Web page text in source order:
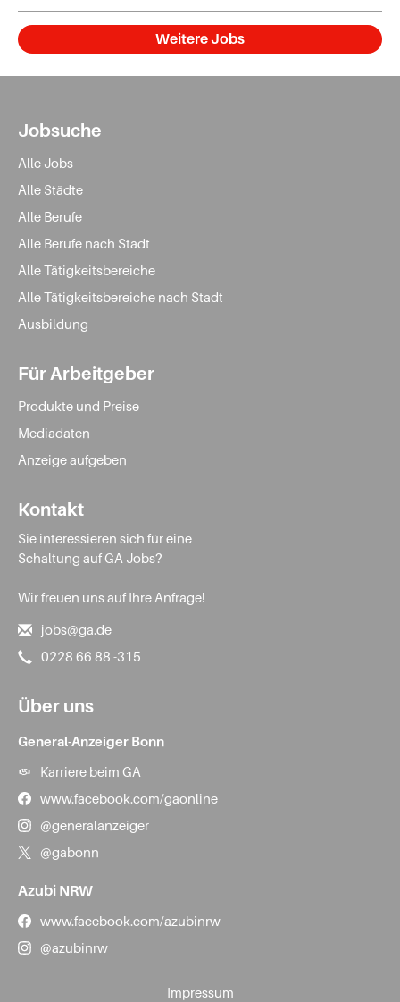
Weitere Jobs
Jobsuche
Alle Jobs
Alle Städte
Alle Berufe
Alle Berufe nach Stadt
Alle Tätigkeitsbereiche
Alle Tätigkeitsbereiche nach Stadt
Ausbildung
Für Arbeitgeber
Produkte und Preise
Mediadaten
Anzeige aufgeben
Kontakt
Sie interessieren sich für eine
Schaltung auf GA Jobs?
Wir freuen uns auf Ihre Anfrage!
jobs@ga.de
0228 66 88 -315
Über uns
General-Anzeiger Bonn
Karriere beim GA
www.facebook.com/gaonline
@generalanzeiger
@gabonn
Azubi NRW
www.facebook.com/azubinrw
@azubinrw
Impressum